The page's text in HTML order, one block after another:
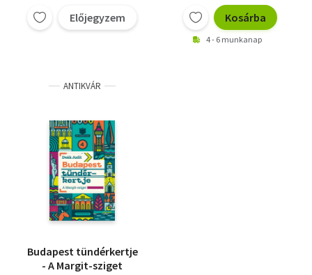
Előjegyzem Kosárba
4 - 6 munkanap
ANTIKVÁR
Budapest tündérkertje
- A Margit-sziget